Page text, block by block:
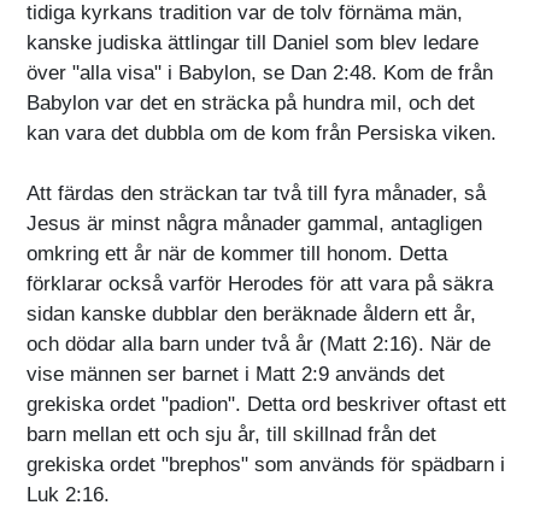
tidiga kyrkans tradition var de tolv förnäma män,
kanske judiska ättlingar till Daniel som blev ledare
över "alla visa" i Babylon, se Dan 2:48. Kom de från
Babylon var det en sträcka på hundra mil, och det
kan vara det dubbla om de kom från Persiska viken.
Att färdas den sträckan tar två till fyra månader, så
Jesus är minst några månader gammal, antagligen
omkring ett år när de kommer till honom. Detta
förklarar också varför Herodes för att vara på säkra
sidan kanske dubblar den beräknade åldern ett år,
och dödar alla barn under två år (Matt 2:16). När de
vise männen ser barnet i Matt 2:9 används det
grekiska ordet "padion". Detta ord beskriver oftast ett
barn mellan ett och sju år, till skillnad från det
grekiska ordet "brephos" som används för spädbarn i
Luk 2:16.